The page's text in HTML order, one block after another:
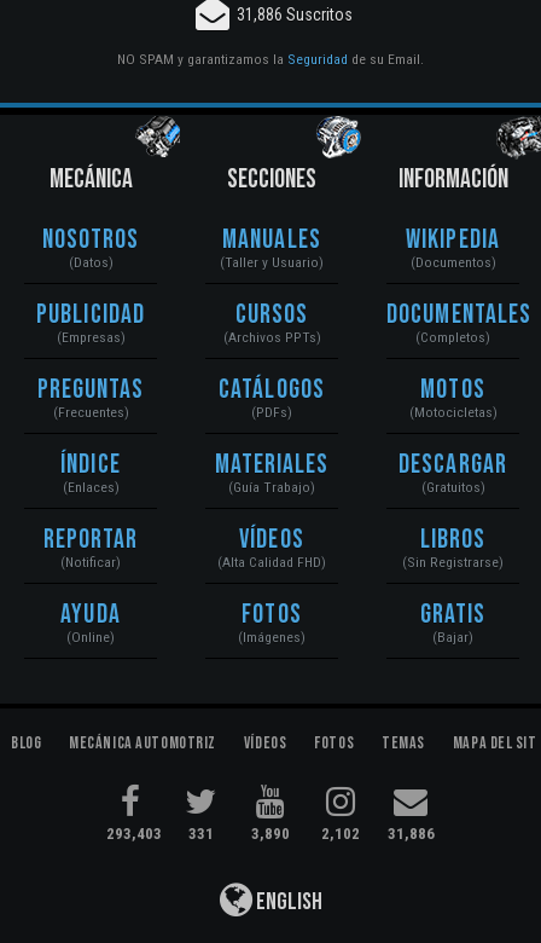
31,886 Suscritos
NO SPAM y garantizamos la Seguridad de su Email.
MECÁNICA
Nosotros
(Datos)
Publicidad
(Empresas)
Preguntas
(Frecuentes)
Índice
(Enlaces)
Reportar
(Notificar)
Ayuda
(Online)
SECCIONES
Manuales
(Taller y Usuario)
Cursos
(Archivos PPTs)
Catálogos
(PDFs)
Materiales
(Guía Trabajo)
Vídeos
(Alta Calidad FHD)
Fotos
(Imágenes)
INFORMACIÓN
Wikipedia
(Documentos)
Documentales
(Completos)
Motos
(Motocicletas)
Descargar
(Gratuitos)
Libros
(Sin Registrarse)
Gratis
(Bajar)
Blog Mecánica Automotriz Vídeos Fotos Temas Mapa del
293,403 331 3,890 2,102 31,886
English